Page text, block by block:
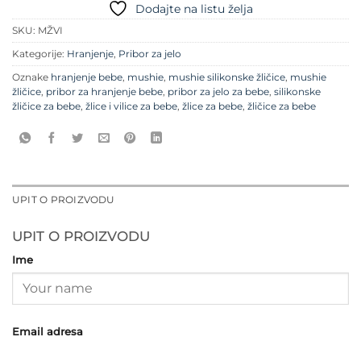
Dodajte na listu želja
SKU: MŽVI
Kategorije: Hranjenje, Pribor za jelo
Oznake hranjenje bebe, mushie, mushie silikonske žličice, mushie
žličice, pribor za hranjenje bebe, pribor za jelo za bebe, silikonske
žličice za bebe, žlice i vilice za bebe, žlice za bebe, žličice za bebe
UPIT O PROIZVODU
UPIT O PROIZVODU
Ime
Email adresa